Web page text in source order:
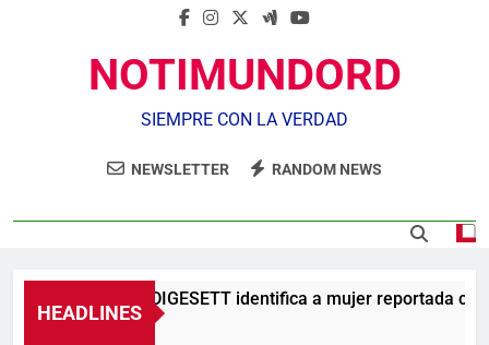
NOTIMUNDORD
SIEMPRE CON LA VERDAD
NEWSLETTER RANDOM NEWS
HEADLINES
Agente de la DIGESETT identifica a mujer reportada
39 Minutos Ago